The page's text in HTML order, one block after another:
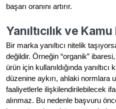
başarı oranını artırır.
Yanıltıcılık ve
Bir marka yanıltıcı nitelik
değildir. Örneğin “organik”
ürün için kullanıldığında
düzenine aykırı, ahlaki normlara
faaliyetlerle ilişkilendirilebilecek
alınmaz. Bu nedenle başvuru